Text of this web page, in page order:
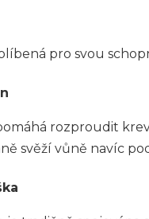
pro svou
rozproudit
svěží vůně navíc